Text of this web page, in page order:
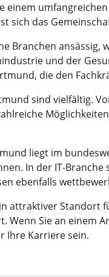
einem
sich das
Branchen ansässig,
und der
die den
sind vielfältig.
liegt im
In der IT-Branche
ebenfalls
attraktiver Standort
Wenn Sie an einem
Ihre Karriere sein.